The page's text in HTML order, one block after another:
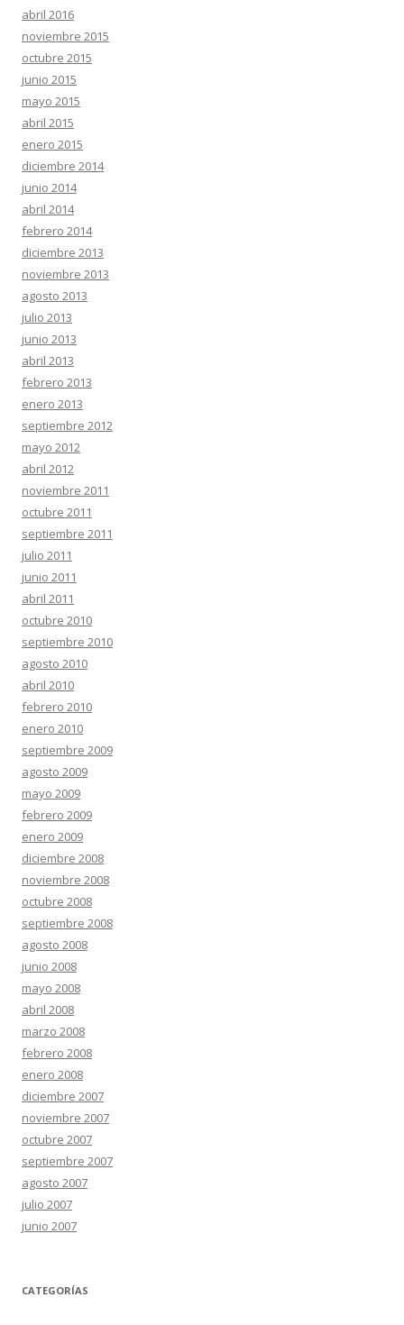
abril 2016
noviembre 2015
octubre 2015
junio 2015
mayo 2015
abril 2015
enero 2015
diciembre 2014
junio 2014
abril 2014
febrero 2014
diciembre 2013
noviembre 2013
agosto 2013
julio 2013
junio 2013
abril 2013
febrero 2013
enero 2013
septiembre 2012
mayo 2012
abril 2012
noviembre 2011
octubre 2011
septiembre 2011
julio 2011
junio 2011
abril 2011
octubre 2010
septiembre 2010
agosto 2010
abril 2010
febrero 2010
enero 2010
septiembre 2009
agosto 2009
mayo 2009
febrero 2009
enero 2009
diciembre 2008
noviembre 2008
octubre 2008
septiembre 2008
agosto 2008
junio 2008
mayo 2008
abril 2008
marzo 2008
febrero 2008
enero 2008
diciembre 2007
noviembre 2007
octubre 2007
septiembre 2007
agosto 2007
julio 2007
junio 2007
CATEGORÍAS